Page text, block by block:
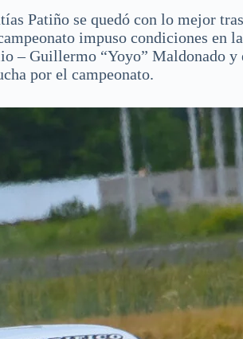
Patiño se quedó con lo mejor
impuso condiciones en
– Guillermo “Yoyo” Maldonado
por el campeonato.